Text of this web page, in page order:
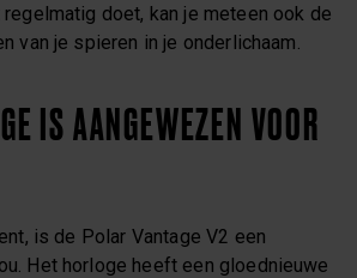
doet, kan je meteen ook de
van je spieren in je onderlichaam.
IS AANGEWEZEN VOOR
is de Polar Vantage V2 een
Het horloge heeft een gloednieuwe